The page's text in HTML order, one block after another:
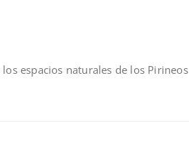
espacios naturales de los Pirineos